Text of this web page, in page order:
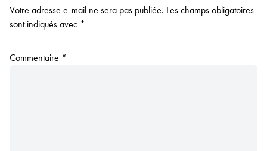
Votre adresse e-mail ne sera pas publiée. Les champs obligatoires
sont indiqués avec *
Commentaire *